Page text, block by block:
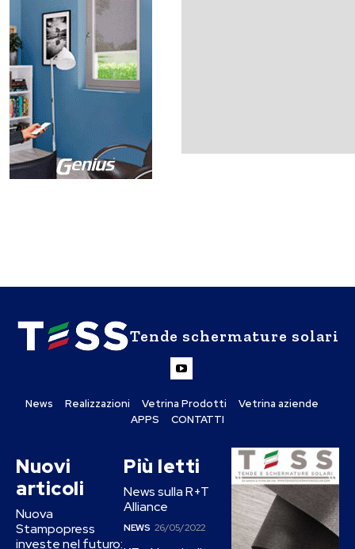
Tende schermature solari
News Realizzazioni Vetrina Prodotti
Vetrina aziende
APPS
CONTATTI
Nuovi
articoli
Nuova
Stampopress
investe nel futuro:
Più letti
News sulla R+T
Alliance
NEWS 26/05/2022